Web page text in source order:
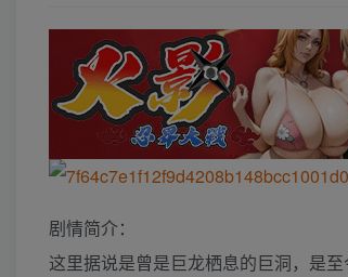
剧情简介：
这里据说是曾是巨龙栖息的巨洞，是